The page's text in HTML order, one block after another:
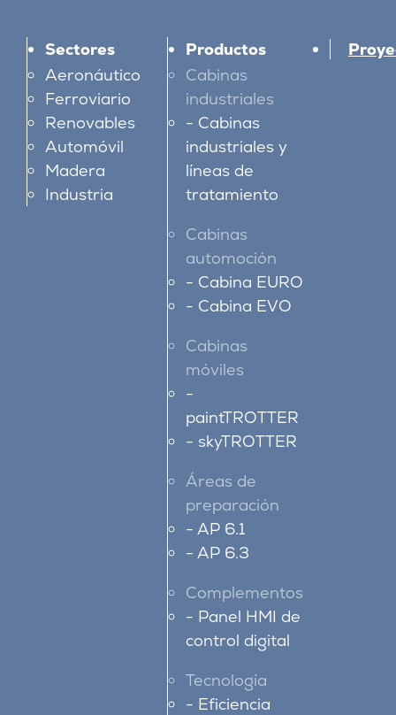
Sectores
Aeronáutico
Ferroviario
Renovables
Automóvil
Madera
Industria
Productos
Cabinas
industriales
Cabinas
industriales y
líneas de
tratamiento
Cabinas
automoción
Cabina EURO
Cabina EVO
Cabinas
móviles
paintTROTTER
skyTROTTER
Áreas de
preparación
AP 6.1
AP 6.3
Complementos
Panel HMI de
control digital
Tecnología
Eficiencia